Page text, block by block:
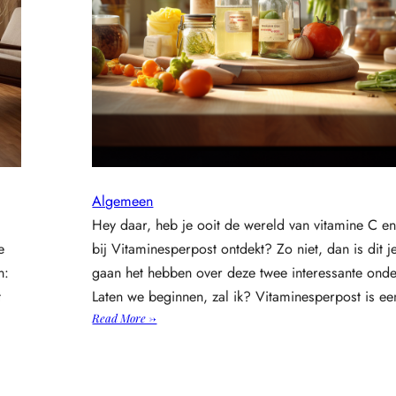
i
j
k
e
r
b
o
e
e
t
e
n
l
Algemeen
Hey daar, heb je ooit de wereld van vitamine C
bij Vitaminesperpost ontdekt? Zo niet, dan is dit
gaan het hebben over deze twee interessante
Laten we beginnen, zal ik? Vitaminesperpost is
Read More →: